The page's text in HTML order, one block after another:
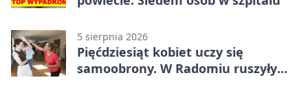
5 sierpnia 2026
Pięćdziesiąt kobiet uczy się
samoobrony. W Radomiu ruszyły